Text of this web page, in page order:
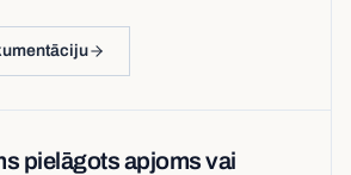
pielāgots apjoms vai